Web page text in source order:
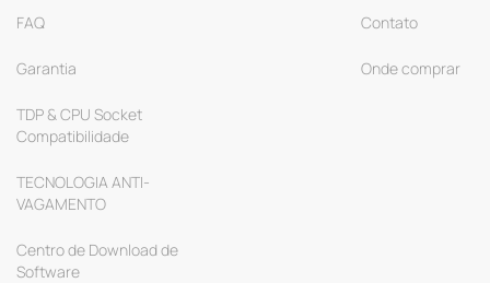
FAQ
Garantia
TDP & CPU Socket
Compatibilidade
TECNOLOGIA ANTI-
VAGAMENTO
Centro de Download de
Software
Contato
Onde comprar